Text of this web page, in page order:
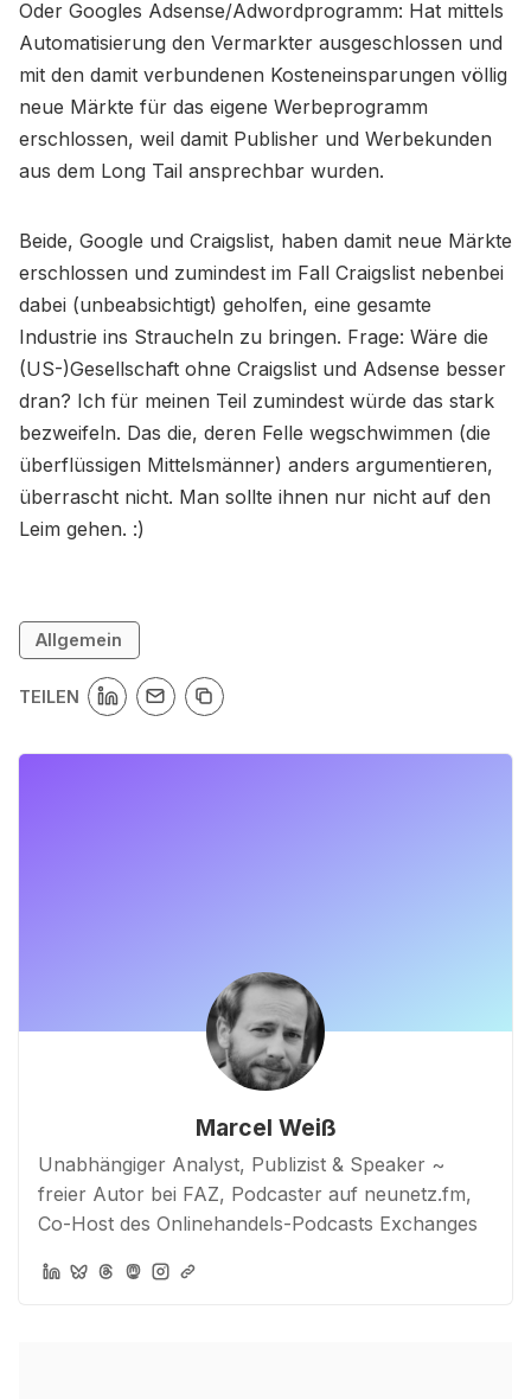
Oder Googles Adsense/Adwordprogramm: Hat mittels
Automatisierung den Vermarkter ausgeschlossen und
mit den damit verbundenen Kosteneinsparungen völlig
neue Märkte für das eigene Werbeprogramm
erschlossen, weil damit Publisher und Werbekunden
aus dem Long Tail ansprechbar wurden.
Beide, Google und Craigslist, haben damit neue Märkte
erschlossen und zumindest im Fall Craigslist nebenbei
dabei (unbeabsichtigt) geholfen, eine gesamte
Industrie ins Straucheln zu bringen. Frage: Wäre die
(US-)Gesellschaft ohne Craigslist und Adsense besser
dran? Ich für meinen Teil zumindest würde das stark
bezweifeln. Das die, deren Felle wegschwimmen (die
überflüssigen Mittelsmänner) anders argumentieren,
überrascht nicht. Man sollte ihnen nur nicht auf den
Leim gehen. :)
Allgemein
TEILEN
Marcel Weiß
Unabhängiger Analyst, Publizist & Speaker ~
freier Autor bei FAZ, Podcaster auf neunetz.fm,
Co-Host des Onlinehandels-Podcasts Exchanges